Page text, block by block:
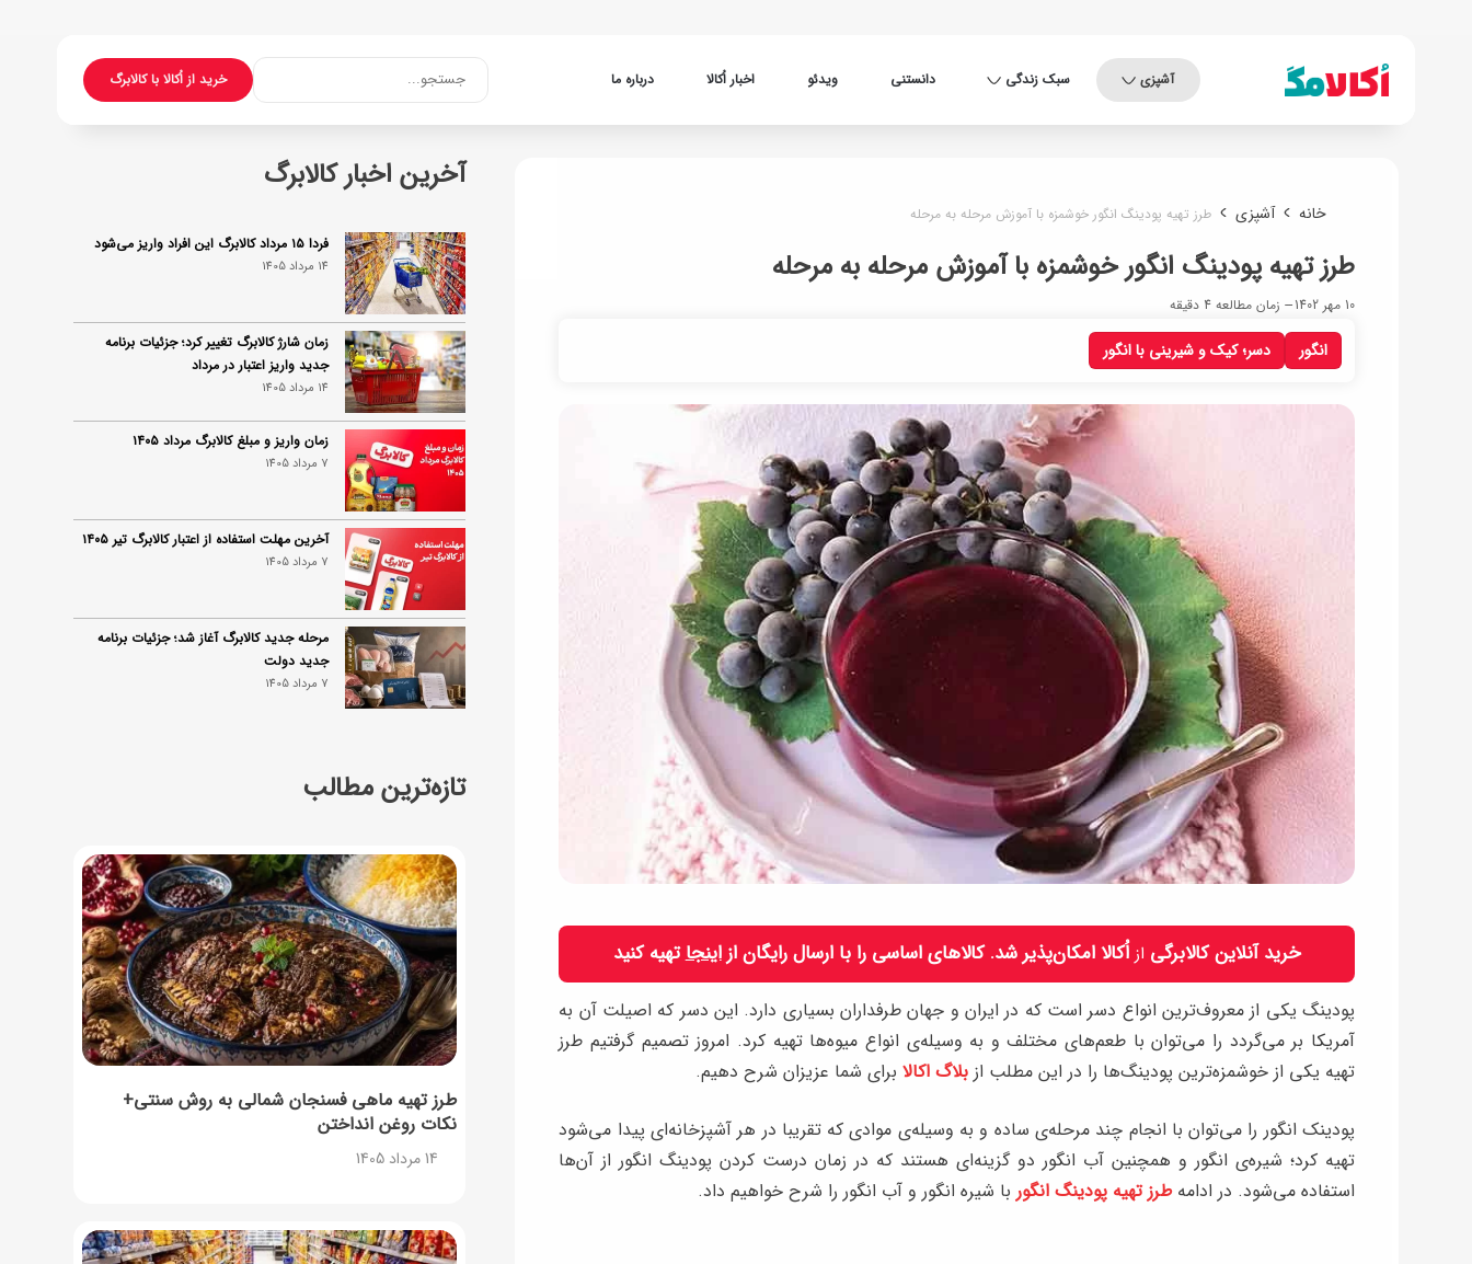
آشپزی سبک زندگی دانستنی ویدئو اخبار اُکالا درباره ما خرید از اُکالا با کالابرگجستجو...
خانه آشپزی طرز تهیه پودینگ انگور خوشمزه با آموزش مرحله به مرحله
انگور دسر؛ کیک و شیرینی با انگور
طرز تهیه پودینگ انگور خوشمزه با آموزش مرحله به مرحله
10 مهر 1402 زمان مطالعه 4 دقیقه
خرید آنلاین کالابرگی ازاُکالا امکان‌پذیر شد. کالاهای اساسی را با ارسال رایگان ازاینجاتهیه کنید
پودینگ یکی از معروف‌ترین انواع دسر است که در ایران و جهان طرفداران بسیاری دارد. این دسر که اصیلت آن به
آمریکا بر می‌گردد را می‌توان با طعم‌های مختلف و به وسیله‌ی انواع میوه‌ها تهیه کرد. امروز تصمیم گرفتیم طرز
تهیه یکی از خوشمزه‌ترین پودینگ‌ها را در این مطلب از بلاگ اکالا برای شما عزیزان شرح دهیم.
پودینک انگور را می‌توان با انجام چند مرحله‌ی ساده و به وسیله‌ی موادی که تقریبا در هر آشپزخانه‌ای پیدا می‌شود
تهیه کرد؛ شیره‌ی انگور و همچنین آب انگور دو گزینه‌ای هستند که در زمان درست کردن پودینگ انگور از آن‌ها
استفاده می‌شود. در ادامهطرز تهیه پودینگ انگوربا شیره انگور و آب انگور را شرح خواهیم داد.
آخرین اخبار کالابرگ
فردا ۱۵ مرداد کالابرگ این افراد واریز می‌شود
14 مرداد 1405
زمان شارژ کالابرگ تغییر کرد؛ جزئیات برنامه
جدید واریز اعتبار در مرداد
14 مرداد 1405
زمان واریز و مبلغ کالابرگ مرداد ۱۴۰۵
7 مرداد 1405
آخرین مهلت استفاده از اعتبار کالابرگ تیر ۱۴۰۵
7 مرداد 1405
مرحله جدید کالابرگ آغاز شد؛ جزئیات برنامه
جدید دولت
7 مرداد 1405
تازه‌ترین مطالب
طرز تهیه ماهی فسنجان شمالی به روش سنتی+
نکات روغن انداختن
14 مرداد 1405